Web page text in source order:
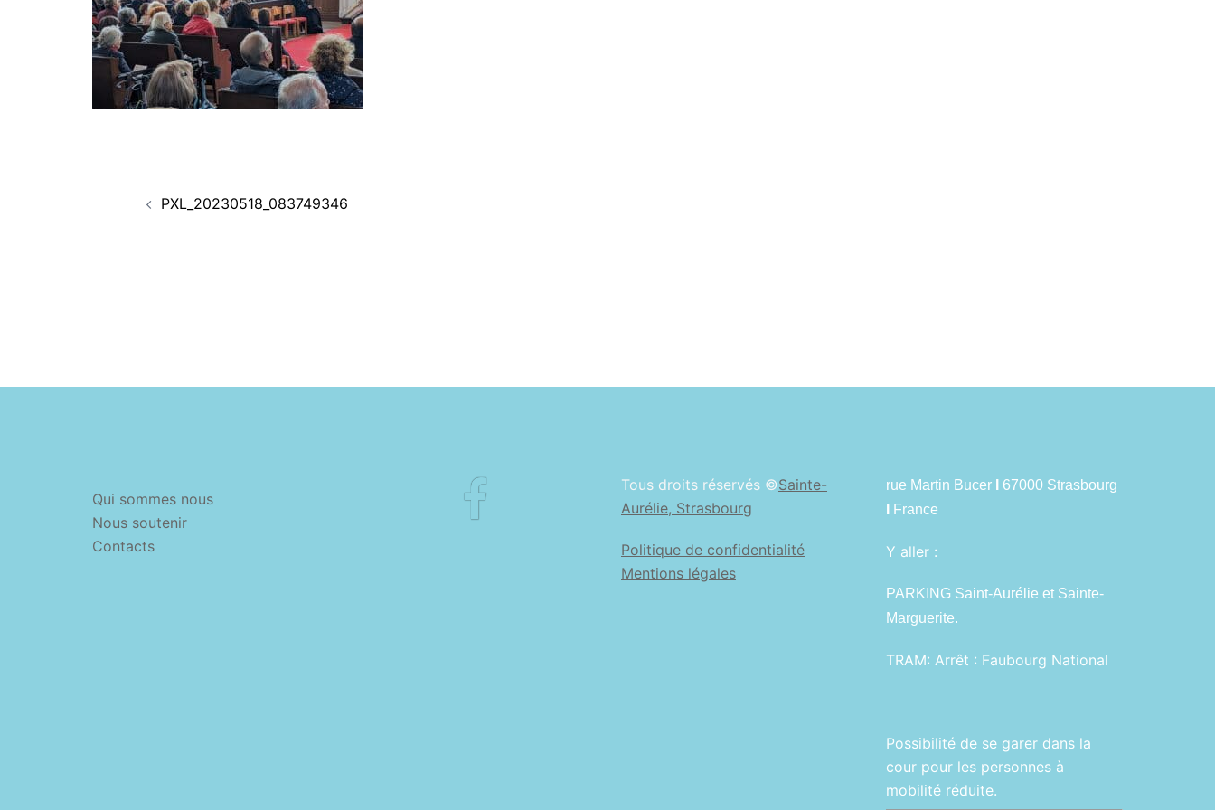
PXL_20230518_083749346
Qui sommes nous
Nous soutenir
Contacts
Tous droits réservés ©Sainte-
Aurélie, Strasbourg
Politique de confidentialité
Mentions légales
rue Martin Bucer
67000 Strasbourg
France
Y aller :
PARKING Saint-Aurélie et Sainte-
Marguerite.
TRAM: Arrêt : Faubourg National
Possibilité de se garer dans la
cour pour les personnes à
mobilité réduite.